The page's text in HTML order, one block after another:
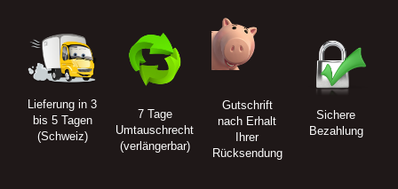
Lieferung in 3
bis 5 Tagen
(Schweiz)
7 Tage
Umtauschrecht
(verlängerbar)
Gutschrift
nach Erhalt
Ihrer
Rücksendung
Sichere
Bezahlung